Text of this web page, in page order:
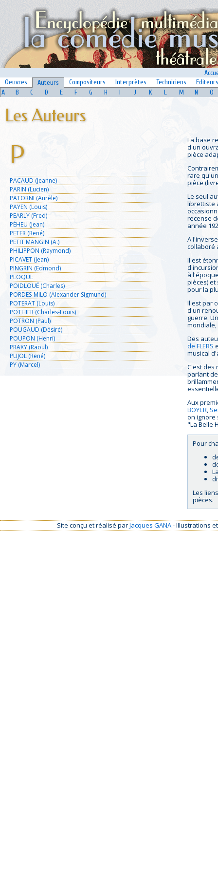
Oeuvres
Auteurs Compositeurs Interprètes Techniciens
Editeurs
A
B C D E F G H I J K L M N O
Les Auteurs
P
PACAUD (Jeanne)
PARIN (Lucien)
PATORNI (Aurèle)
PAYEN (Louis)
PEARLY (Fred)
PÉHEU (Jean)
PETER (René)
PETIT MANGIN (A.)
PHILIPPON (Raymond)
PICAVET (Jean)
PINGRIN (Edmond)
PLOQUE
POIDLOUË (Charles)
PORDES-MILO (Alexander Sigmund)
POTERAT (Louis)
POTHIER (Charles-Louis)
POTRON (Paul)
POUGAUD (Désiré)
POUPON (Henri)
PRAXY (Raoul)
PUJOL (René)
PY (Marcel)
La base
d'un
pièce
rare
pièce
Le seul
librettiste
recense
année
A
collaboré
Il est
à
pièces)
pour la
Il est par
d'un
guerre.
Des
de FLERS
musical
C'est des
parlant
Aux
BOYER,
on ignore
"La Belle
Pour
Les
pièces.
Site conçu et réalisé parJacques GANA- Illustrations